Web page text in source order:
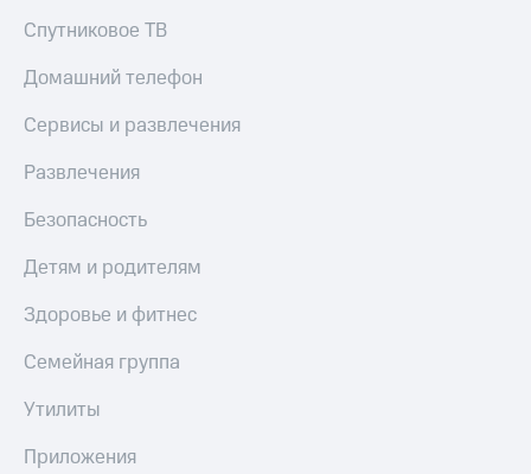
Спутниковое ТВ
Домашний телефон
Сервисы и развлечения
Развлечения
Безопасность
Детям и родителям
Здоровье и фитнес
Семейная группа
Утилиты
Приложения